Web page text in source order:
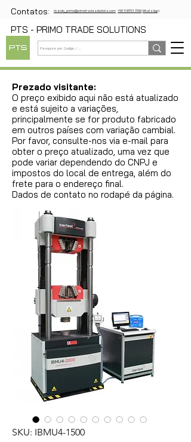
Contatos: ricardo_primo@primotradesolutions.com +55 11 97721-1739 (WhatsApp)
PTS - PRIMO TRADE SOLUTIONS
Prezado visitante:
O preço exibido aqui não está atualizado
e está sujeito a variações,
principalmente se for produto fabricado
em outros países com variação cambial.
Por favor, consulte-nos via e-mail para
obter o preço atualizado, uma vez que
pode variar dependendo do CNPJ e
impostos do local de entrega, além do
frete para o endereço final.
Dados de contato no rodapé da página.
SKU: IBMU4-1500